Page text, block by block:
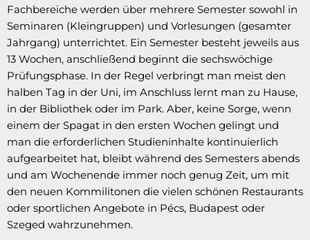
Fachbereiche werden über mehrere Semester sowohl in
Seminaren (Kleingruppen) und Vorlesungen (gesamter
Jahrgang) unterrichtet. Ein Semester besteht jeweils aus
13 Wochen, anschließend beginnt die sechswöchige
Prüfungsphase. In der Regel verbringt man meist den
halben Tag in der Uni, im Anschluss lernt man zu Hause,
in der Bibliothek oder im Park. Aber, keine Sorge, wenn
einem der Spagat in den ersten Wochen gelingt und
man die erforderlichen Studieninhalte kontinuierlich
aufgearbeitet hat, bleibt während des Semesters abends
und am Wochenende immer noch genug Zeit, um mit
den neuen Kommilitonen die vielen schönen Restaurants
oder sportlichen Angebote in Pécs, Budapest oder
Szeged wahrzunehmen.